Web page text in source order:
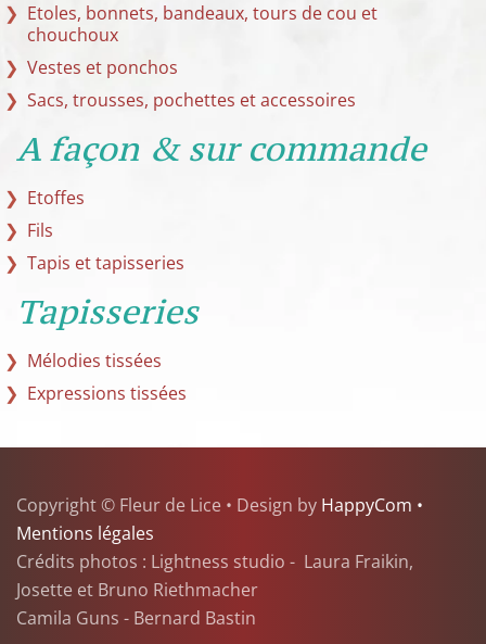
Etoles, bonnets, bandeaux, tours de cou et
chouchoux
Vestes et ponchos
Sacs, trousses, pochettes et accessoires
A façon & sur commande
Etoffes
Fils
Tapis et tapisseries
Tapisseries
Mélodies tissées
Expressions tissées
Copyright © Fleur de Lice • Design by HappyCom •
Mentions légales
Crédits photos : Lightness studio - Laura Fraikin,
Josette et Bruno Riethmacher
Camila Guns - Bernard Bastin